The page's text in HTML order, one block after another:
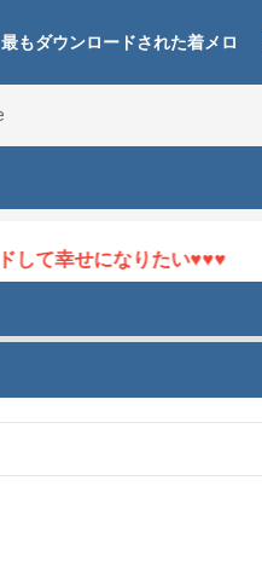
最もダウンロードされた着メロ
幸せになりたい♥♥♥